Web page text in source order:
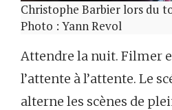
Christophe Barbier lors du
Photo : Yann Revol
Attendre la nuit. Filmer
l’attente à l’attente. Le
alterne les scènes de